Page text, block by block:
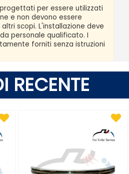
per essere utilizzati
e non devono essere
scopi. L'installazione deve
personale qualificato. I
forniti senza istruzioni
RECENTE